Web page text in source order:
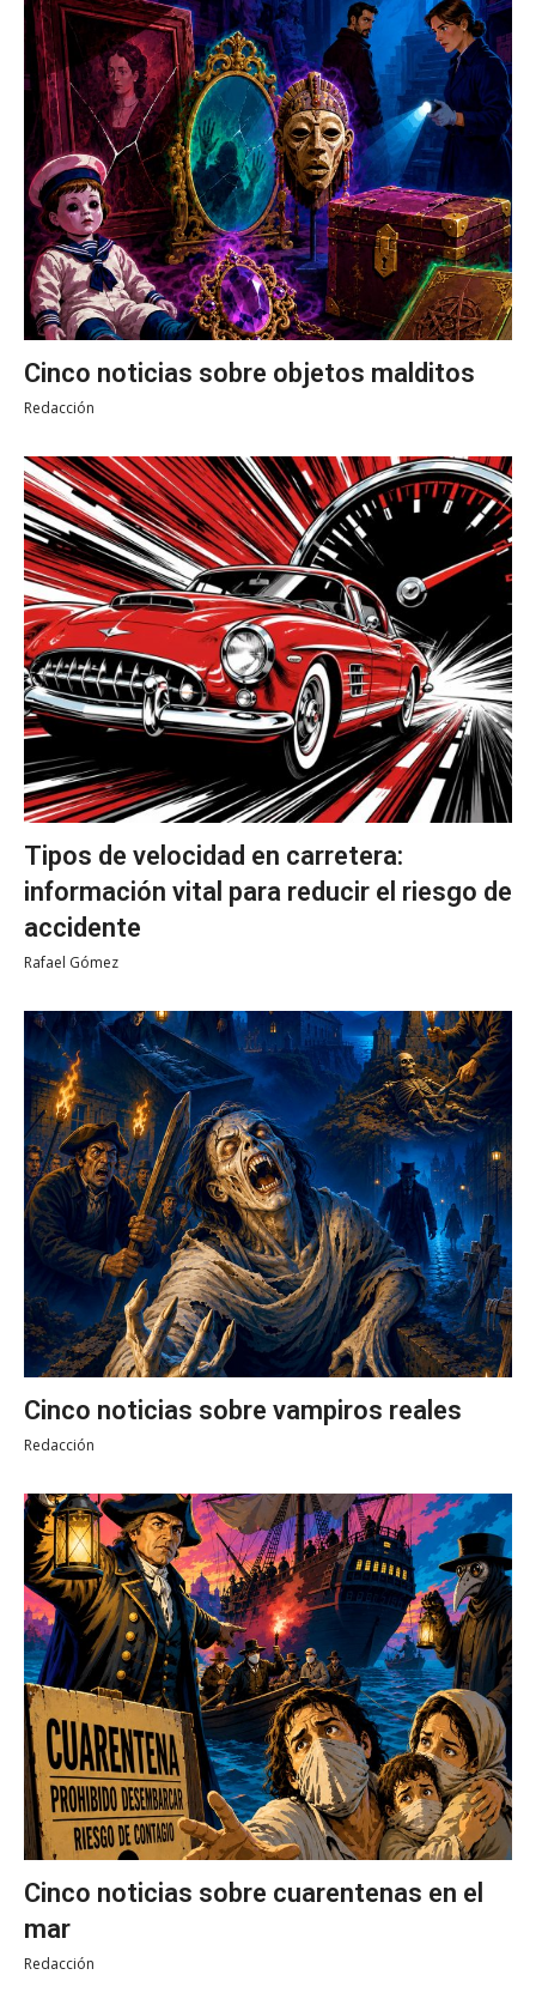
Cinco noticias sobre objetos malditos
Redacción
Tipos de velocidad en carretera:
información vital para reducir el riesgo de
accidente
Rafael Gómez
Cinco noticias sobre vampiros reales
Redacción
Cinco noticias sobre cuarentenas en el
mar
Redacción